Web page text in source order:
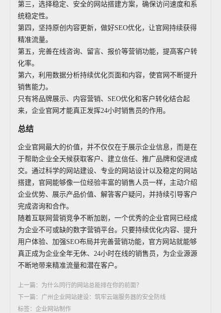
第三，选择稳定、安全的网站搭建方案，确保访问速度和系
统稳定性。
第四，坚持原创内容更新，做好SEO优化，让官网持续获得
精准流量。
第五，完善在线咨询、留言、报价等营销功能，提高客户转
化率。
第六，利用数据分析持续优化页面和内容，使官网不断提升
销售能力。
只有将品牌展示、内容营销、SEO优化和客户转化结合起
来，企业官网才能真正发挥24小时销售员的作用。
总结
企业官网最大的价值，并不仅仅在于展示企业信息，而是在
于帮助企业全天候获取客户、建立信任、推广品牌和促进成
交。通过科学的网站建设、专业的网站设计以及稳定的网站
搭建，官网能够像一位经验丰富的销售人员一样，主动介绍
企业优势、展示产品价值、解答客户疑问，并持续引导客户
完成咨询和合作。
随着互联网营销竞争不断加剧，一个优秀的企业官网已经成
为企业不可或缺的数字营销平台。只要持续优化内容、提升
用户体验、加强SEO布局并完善营销功能，官方网站就能够
真正成为企业全年无休、24小时在线的销售员，为企业源源
不断地带来精准流量和潜在客户。
上一篇：为什么同行的网站总能排在你的前面？
下一篇：广州企业网站建设：筑牢云端服务器的安全防线
标签：企业网站制作